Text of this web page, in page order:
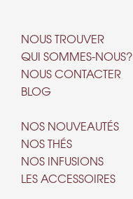
NOUS TROUVER
QUI SOMMES-NOUS?
NOUS CONTACTER
BLOG
NOS NOUVEAUTÉS
NOS THÉS
NOS INFUSIONS
LES ACCESSOIRES